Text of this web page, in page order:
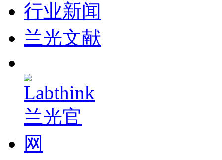
行业新闻
兰光文献